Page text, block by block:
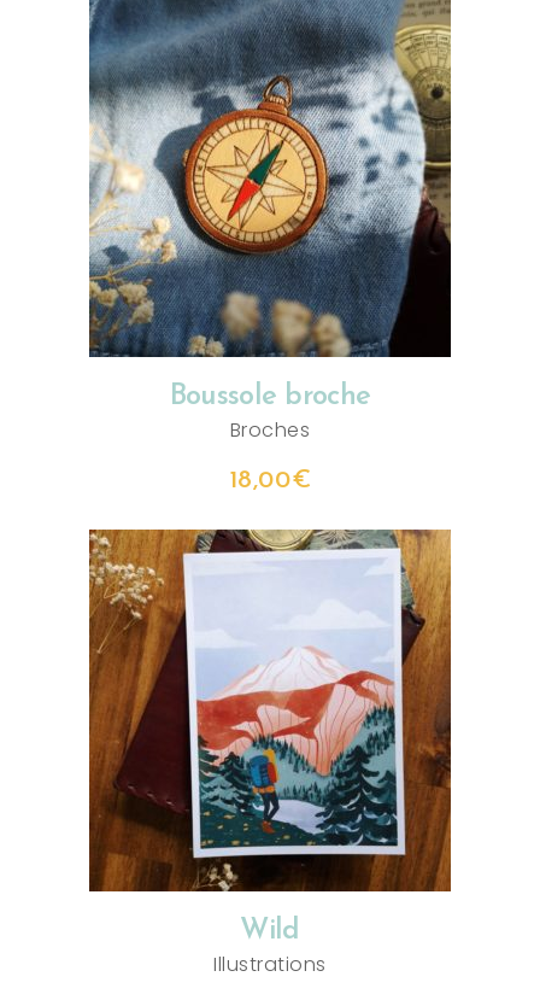
AJOUTER AU PANIER
Boussole broche
Broches
18,00€
CHOIX DES OPTIONS
Wild
Illustrations